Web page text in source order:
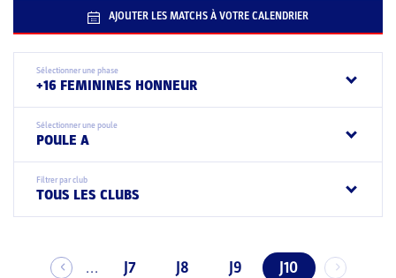
AJOUTER LES MATCHS À VOTRE CALENDRIER
Sélectionner une phase
+16 FEMININES HONNEUR
Sélectionner une poule
POULE A
Filtrer par club
TOUS LES CLUBS
... J7 J8 J9 J10